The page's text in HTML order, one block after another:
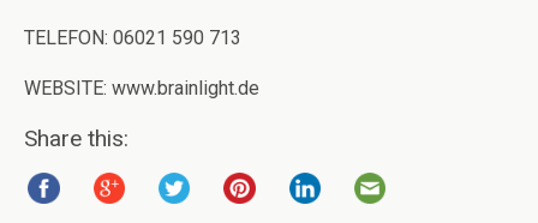
TELEFON: 06021 590 713
WEBSITE: www.brainlight.de
Share this: